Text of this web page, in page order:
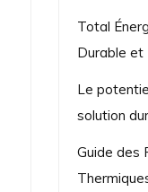
Total
Durable et
Le
solution
Guide des